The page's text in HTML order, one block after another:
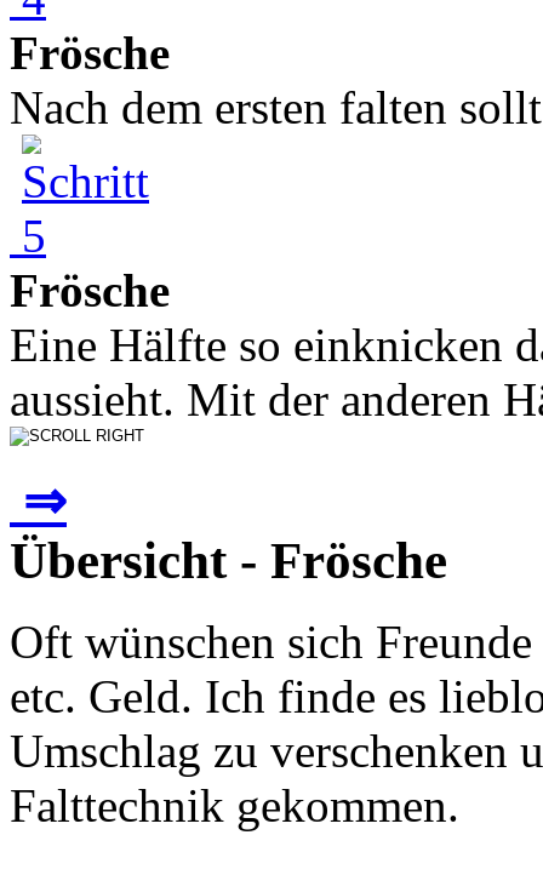
Frösche
Nach dem ersten falten
Frösche
Eine Hälfte so einknicken
aussieht. Mit der anderen
⇒
Übersicht - Frösche
Oft wünschen sich
etc. Geld. Ich finde es
Umschlag zu verschenken
Falttechnik gekommen.